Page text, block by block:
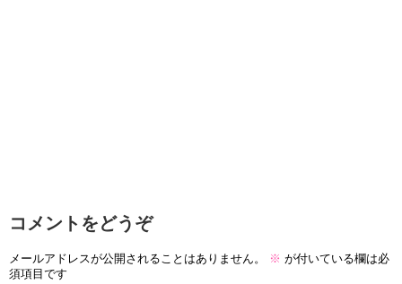
コメントをどうぞ
メールアドレスが公開されることはありません。 ※ が付いている欄は必
須項目です